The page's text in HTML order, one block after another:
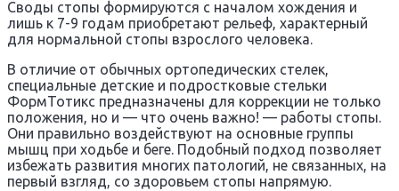
Своды стопы формируются с началом хождения и
лишь к 7-9 годам приобретают рельеф, характерный
для нормальной стопы взрослого человека.
В отличие от обычных ортопедических стелек,
специальные детские и подростковые стельки
ФормТотикс предназначены для коррекции не только
положения, но и — что очень важно! — работы стопы.
Они правильно воздействуют на основные группы
мышц при ходьбе и беге. Подобный подход позволяет
избежать развития многих патологий, не связанных, на
первый взгляд, со здоровьем стопы напрямую.